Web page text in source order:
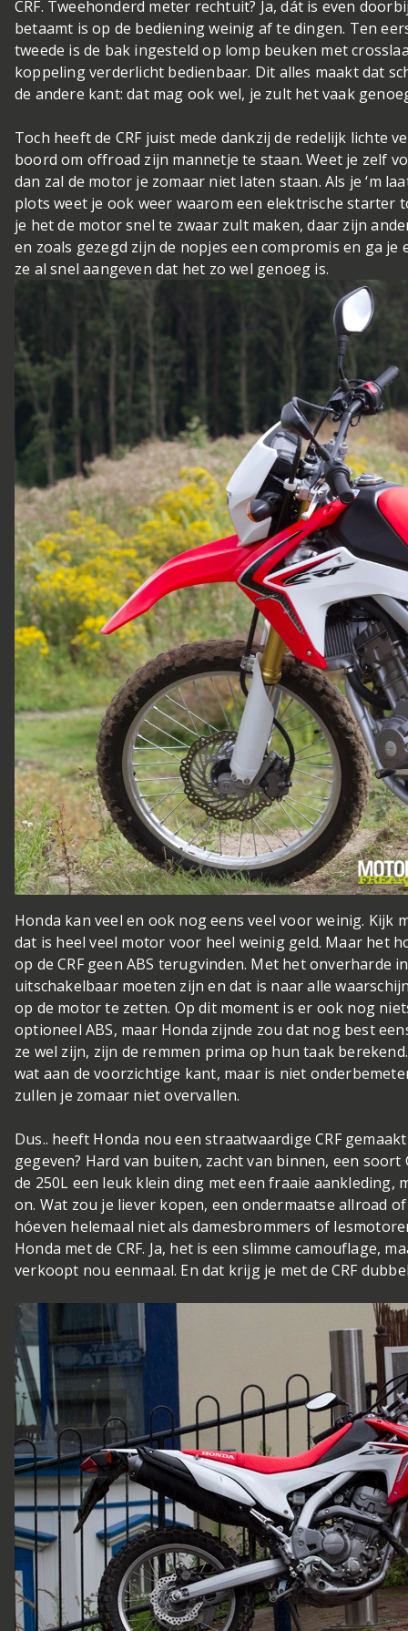
CRF. Tweehonderd meter rechtuit? Ja, dát is even
betaamt is op de bediening weinig af te dingen. Ten
tweede is de bak ingesteld op lomp beuken met
koppeling verderlicht bedienbaar. Dit alles maakt dat
de andere kant: dat mag ook wel, je zult het vaak
Toch heeft de CRF juist mede dankzij de redelijk lichte
boord om offroad zijn mannetje te staan. Weet je zelf
dan zal de motor je zomaar niet laten staan. Als je ‘m
plots weet je ook weer waarom een elektrische starter
je het de motor snel te zwaar zult maken, daar zijn
en zoals gezegd zijn de nopjes een compromis en ga je
ze al snel aangeven dat het zo wel genoeg is.
Honda kan veel en ook nog eens veel voor weinig. Kijk
dat is heel veel motor voor heel weinig geld. Maar het
op de CRF geen ABS terugvinden. Met het onverharde
uitschakelbaar moeten zijn en dat is naar alle
op de motor te zetten. Op dit moment is er ook nog
optioneel ABS, maar Honda zijnde zou dat nog best
ze wel zijn, zijn de remmen prima op hun taak
wat aan de voorzichtige kant, maar is niet
zullen je zomaar niet overvallen.
Dus.. heeft Honda nou een straatwaardige CRF
gegeven? Hard van buiten, zacht van binnen, een
de 250L een leuk klein ding met een fraaie aankleding,
on. Wat zou je liever kopen, een ondermaatse allroad
hóeven helemaal niet als damesbrommers of
Honda met de CRF. Ja, het is een slimme camouflage,
verkoopt nou eenmaal. En dat krijg je met de CRF